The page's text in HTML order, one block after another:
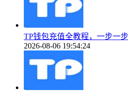
TP钱包充值全教程，一步一
2026-08-06 19:54:24